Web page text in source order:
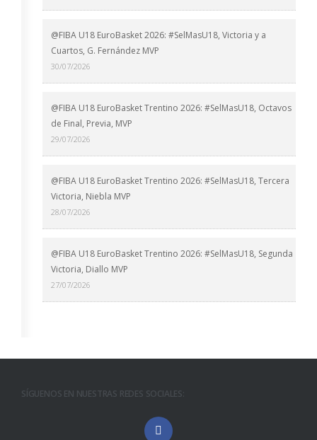
@FIBA U18 EuroBasket 2026: #SelMasU18, Victoria y a
Cuartos, G. Fernández MVP
30/07/2026
@FIBA U18 EuroBasket Trentino 2026: #SelMasU18, Octavos
de Final, Previa, MVP
29/07/2026
@FIBA U18 EuroBasket Trentino 2026: #SelMasU18, Tercera
Victoria, Niebla MVP
28/07/2026
@FIBA U18 EuroBasket Trentino 2026: #SelMasU18, Segunda
Victoria, Diallo MVP
27/07/2026
SÍGUENOS EN NUESTRAS REDES SOCIALES: